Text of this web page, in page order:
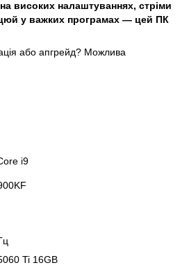
високих налаштуваннях, стріми
у важких програмах — цей ПК
або апгрейд? Можлива
i9
Ti 16GB